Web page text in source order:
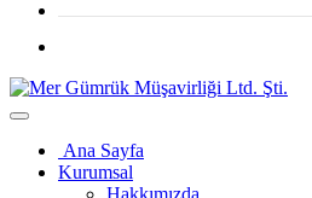
Ana Sayfa
Kurumsal
Hakkımızda